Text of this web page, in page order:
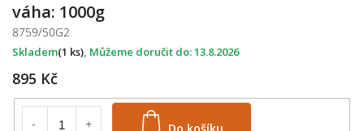
váha: 1000g
8759/50G2
895 Kč
Do košíku
Skladem(1 ks) 13.8.2026